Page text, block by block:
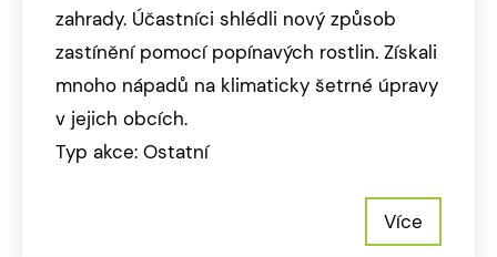
zahrady. Účastníci shlédli nový způsob
zastínění pomocí popínavých rostlin. Získali
mnoho nápadů na klimaticky šetrné úpravy
v jejich obcích.
Typ akce: Ostatní
Více